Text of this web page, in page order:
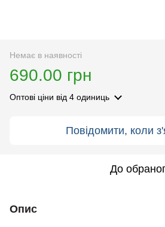
Немає в наявності
690.00 грн
Оптові ціни від 4 одиниць
Повідомити, коли
До
Опис